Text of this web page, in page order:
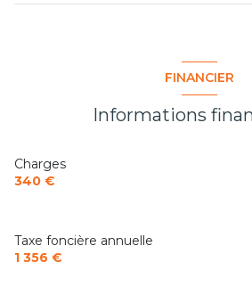
FINANCIER
Informations
Charges
340 €
Taxe foncière annuelle
1 356 €